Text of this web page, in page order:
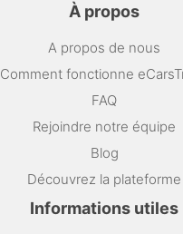
À propos
A propos de nous
Comment fonctionne
FAQ
Rejoindre notre équipe
Blog
Découvrez la plateforme
Informations utiles